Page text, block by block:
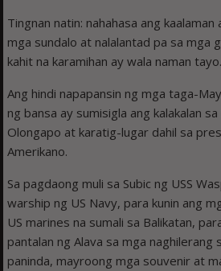
Tingnan natin: nahahasa ang
mga sundalo at nalalantad pa sa mga
kahit na karamihan ay wala naman tayo.
Ang hindi napapansin ng mga taga-
ng bansa ay sumisigla ang kalakalan
Olongapo at karatig-lugar dahil sa
Amerikano.
Sa pagdaong muli sa Subic ng USS
warship ng US Navy, para kunin ang
US marines na sumali sa Balikatan,
pantalan ng Alava sa mga
paninda, mayroong mga souvenir at